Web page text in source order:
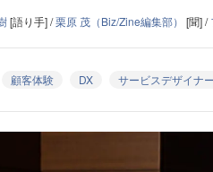
[語り手] /栗原 茂（Biz/Zine編集部） [聞] /
顧客体験 DX サービスデザイナー